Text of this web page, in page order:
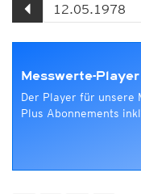
Messwerte-Player
Der Player für unsere
Plus Abonnements